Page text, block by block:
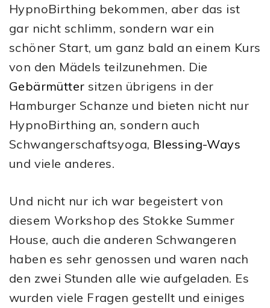
HypnoBirthing bekommen, aber das ist
gar nicht schlimm, sondern war ein
schöner Start, um ganz bald an einem Kurs
von den Mädels teilzunehmen. Die
Gebärmütter sitzen übrigens in der
Hamburger Schanze und bieten nicht nur
HypnoBirthing an, sondern auch
Schwangerschaftsyoga, Blessing-Ways
und viele anderes.
Und nicht nur ich war begeistert von
diesem Workshop des Stokke Summer
House, auch die anderen Schwangeren
haben es sehr genossen und waren nach
den zwei Stunden alle wie aufgeladen. Es
wurden viele Fragen gestellt und einiges